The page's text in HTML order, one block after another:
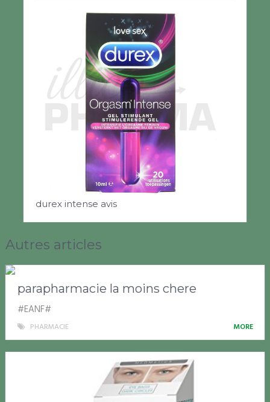
durex intense avis
Autres articles
parapharmacie la moins chere
#EANF#
PHARMACIE MORE